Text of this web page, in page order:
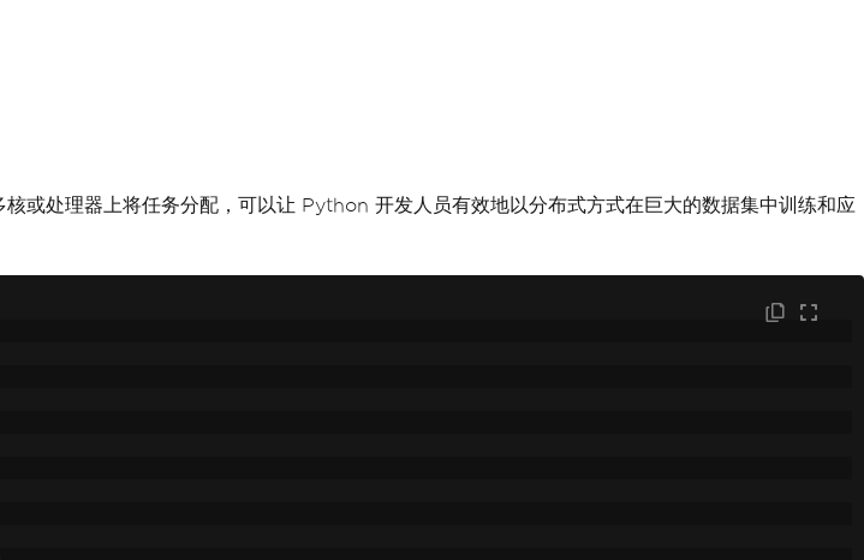
核或处理器上将任务分配，可以让 Python 开发人员有效地以分布式方式在巨大的数据集中训练和应